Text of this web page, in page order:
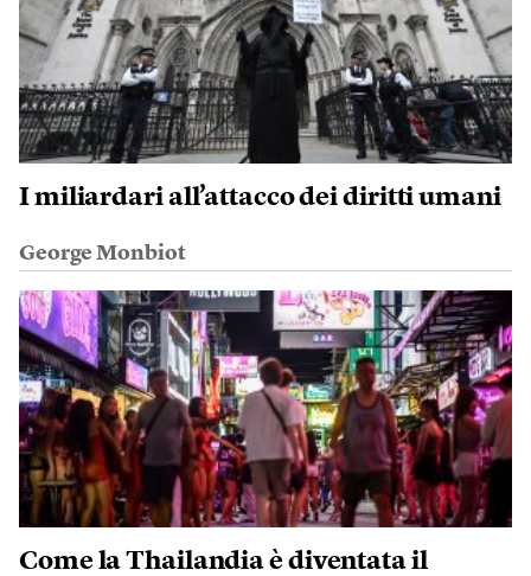
I miliardari all’attacco dei diritti umani
George Monbiot
Come la Thailandia è diventata il